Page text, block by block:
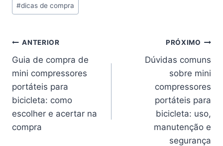
Post:
#dicas de compra
Navegação
de
Post
ANTERIOR
Guia de compra de
mini compressores
portáteis para
bicicleta: como
escolher e acertar na
compra
PRÓXIMO
Dúvidas comuns
sobre mini
compressores
portáteis para
bicicleta: uso,
manutenção e
segurança